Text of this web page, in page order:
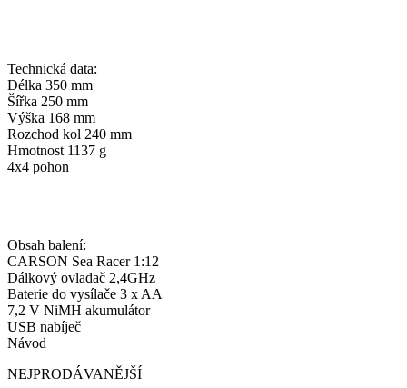
Technická data:
Délka 350 mm
Šířka 250 mm
Výška 168 mm
Rozchod kol 240 mm
Hmotnost 1137 g
4x4 pohon
Obsah balení:
CARSON Sea Racer 1:12
Dálkový ovladač 2,4GHz
Baterie do vysílače 3 x AA
7,2 V NiMH akumulátor
USB nabíječ
Návod
NEJPRODÁVANĚJŠÍ